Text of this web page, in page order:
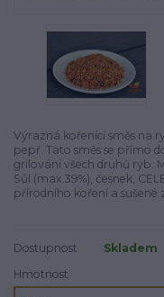
Výrazná kořenící směs na
pepř. Tato směs se přímo
grilování všech druhů ryb.
Sůl (max.39%), česnek,
přírodního koření a sušené
Dostupnost
Skladem
Hmotnost